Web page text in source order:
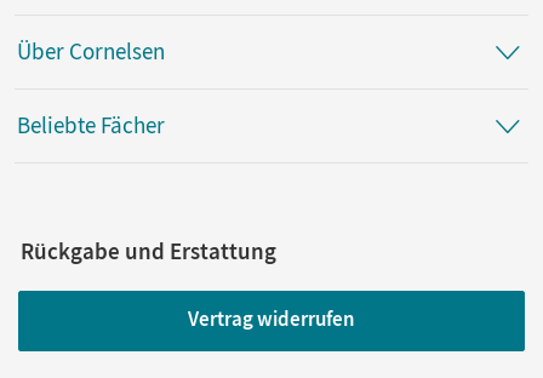
Über Cornelsen
Beliebte Fächer
Rückgabe und Erstattung
Vertrag widerrufen